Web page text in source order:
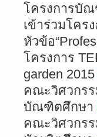
โครงการบั
เข้าร่วมโคร
หัวข้อ
โครงการ
garden 2015
คณะวิศวกร
บัณฑิตศึกษา
คณะวิศวกร